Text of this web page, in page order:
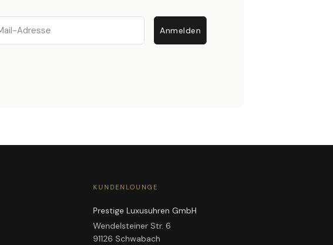
Anmelden
KUNDENLOUNGE
Prestige Luxusuhren GmbH
Wendelsteiner Str. 6
91126 Schwabach